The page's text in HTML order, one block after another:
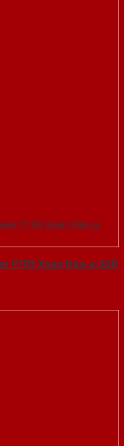
P1R5 Xoan Đào-a-SGD